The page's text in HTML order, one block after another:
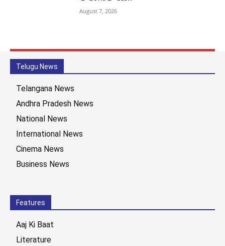
August 7, 2026
Telugu News
Telangana News
Andhra Pradesh News
National News
International News
Cinema News
Business News
Features
Aaj Ki Baat
Literature